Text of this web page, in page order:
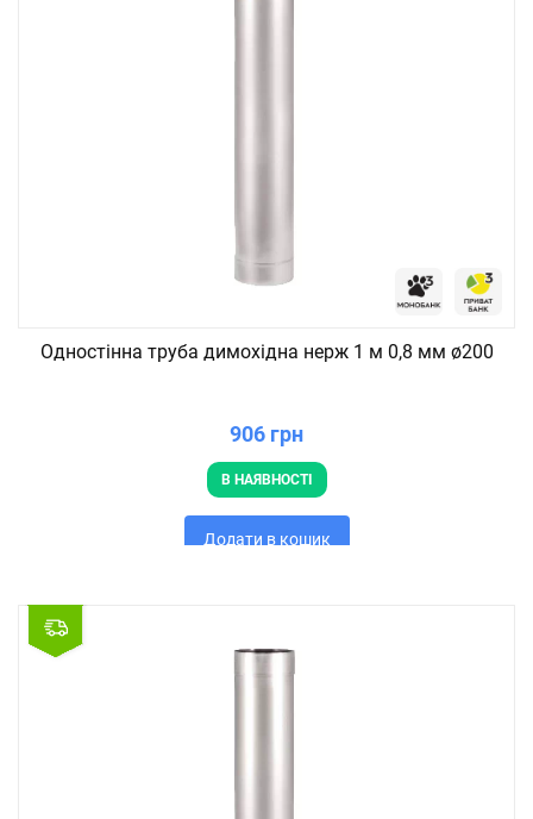
Одностінна труба димохідна нерж 1 м 0,8 мм ø200
906 грн
В НАЯВНОСТІ
Додати в кошик